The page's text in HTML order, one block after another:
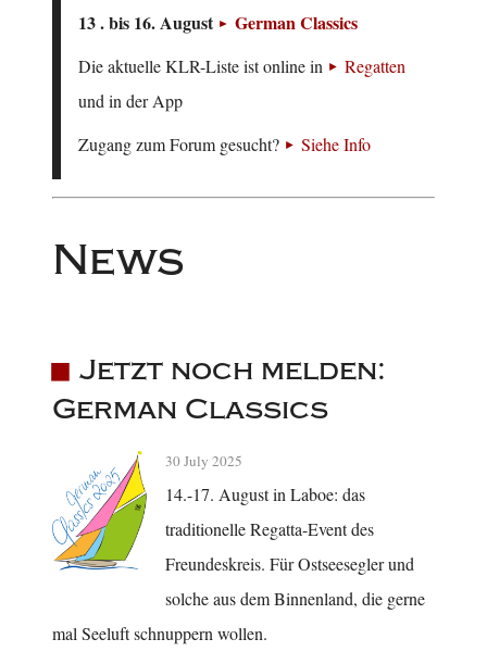
13 . bis 16. August German Classics
Die aktuelle KLR-Liste ist online in
Regatten
und in der App
Zugang zum Forum gesucht?
Siehe Info
News
Jetzt noch melden:
German Classics
30 July 2025
14.-17. August in Laboe: das
traditionelle Regatta-Event des
Freundeskreis. Für Ostseesegler und
solche aus dem Binnenland, die gerne
mal Seeluft schnuppern wollen.